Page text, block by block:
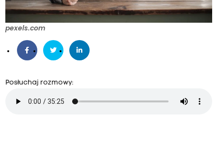
pexels.com
Posłuchaj rozmowy: